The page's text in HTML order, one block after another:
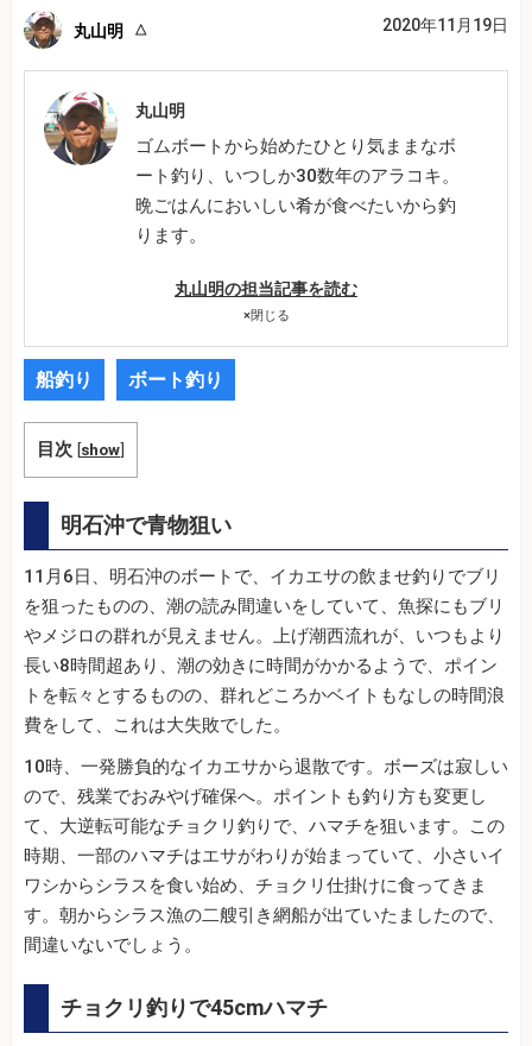
丸山明 2020年11月19日
丸山明
ゴムボートから始めたひとり気ままなボ
ート釣り、いつしか30数年のアラコキ。
晩ごはんにおいしい肴が食べたいから釣
ります。
丸山明の担当記事を読む
×閉じる
船釣り ボート釣り
目次 [show]
明石沖で青物狙い
11月6日、明石沖のボートで、イカエサの飲ませ釣りでブリ
を狙ったものの、潮の読み間違いをしていて、魚探にもブリ
やメジロの群れが見えません。上げ潮西流れが、いつもより
長い8時間超あり、潮の効きに時間がかかるようで、ポイン
トを転々とするものの、群れどころかベイトもなしの時間浪
費をして、これは大失敗でした。
10時、一発勝負的なイカエサから退散です。ボーズは寂しい
ので、残業でおみやげ確保へ。ポイントも釣り方も変更し
て、大逆転可能なチョクリ釣りで、ハマチを狙います。この
時期、一部のハマチはエサがわりが始まっていて、小さいイ
ワシからシラスを食い始め、チョクリ仕掛けに食ってきま
す。朝からシラス漁の二艘引き網船が出ていたましたので、
間違いないでしょう。
チョクリ釣りで45cmハマチ